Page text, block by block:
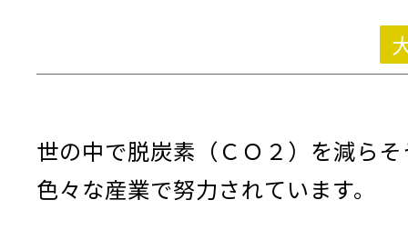
世の中で脱炭素（ＣＯ２）を減ら
色々な産業で努力されています。